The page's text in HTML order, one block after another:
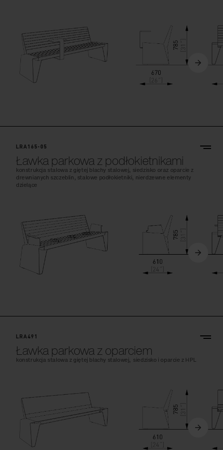
LRA165-05
Ławka parkowa z podłokietnikami
konstrukcja stalowa z giętej blachy stalowej, siedzisko oraz oparcie z
drewnianych szczeblin, stalowe podłokietniki, nierdzewne elementy
dzielące
LRA491
Ławka parkowa z oparciem
konstrukcja stalowa z giętej blachy stalowej, siedzisko i oparcie z HPL